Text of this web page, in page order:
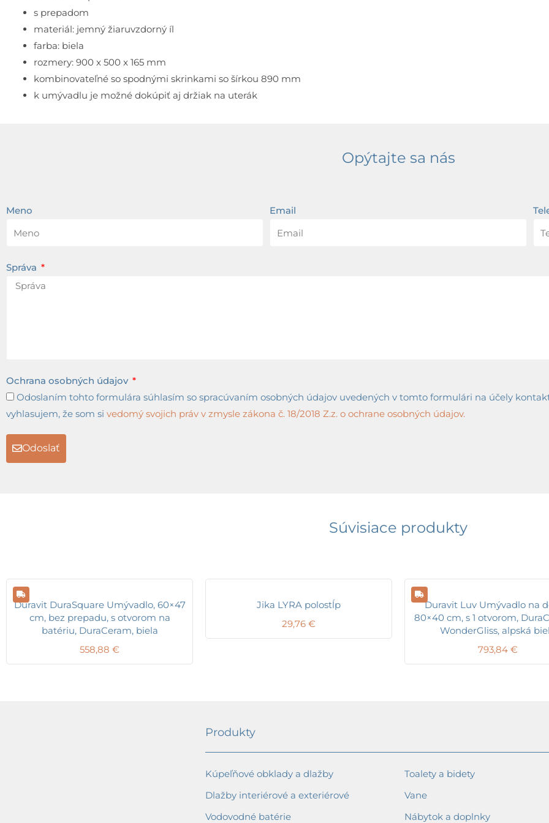
s prepadom
materiál: jemný žiaruvzdorný íl
farba: biela
rozmery: 900 x 500 x 165 mm
kombinovateľné so spodnými skrinkami so šírkou 890 mm
k umývadlu je možné dokúpiť aj držiak na uterák
Opýtajte sa nás
Meno Email
Správa
Ochrana osobných údajov
Odoslaním tohto formulára súhlasím so spracúvaním osobných údajov uvedených v tomto formulári na účely
vyhlasujem, že som si vedomý svojich práv v zmysle zákona č. 18/2018 Z.z. o ochrane osobných údajov.
Odoslať
Súvisiace produkty
Duravit DuraSquare Umývadlo, 60×47
cm, bez prepadu, s otvorom na
batériu, DuraCeram, biela
558,88 €
Jika LYRA polostĺp
29,76 €
Duravit Luv Umývadlo na
80×40 cm, s 1 otvorom,
WonderGliss, alpská
793,84 €
Produkty
Kúpeľňové obklady a dlažby
Dlažby interiérové a exteriérové
Vodovodné batérie
Toalety a bidety
Vane
Nábytok a doplnky